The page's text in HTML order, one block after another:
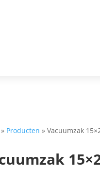
» Producten »Vacuumzak